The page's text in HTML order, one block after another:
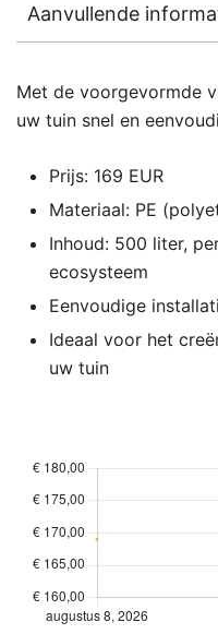
Aanvullende
Met de voorgevormde
uw tuin snel en
Prijs: 169 EUR
Materiaal: PE
Inhoud: 500 liter,
ecosysteem
Eenvoudige
Ideaal voor het
uw tuin